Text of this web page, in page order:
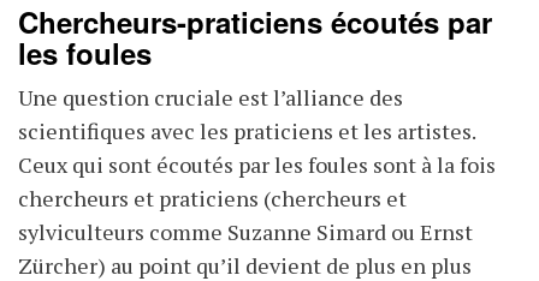
Chercheurs-praticiens écoutés par
les foules
Une question cruciale est l’alliance des
scientifiques avec les praticiens et les artistes.
Ceux qui sont écoutés par les foules sont à la fois
chercheurs et praticiens (chercheurs et
sylviculteurs comme Suzanne Simard ou Ernst
Zürcher) au point qu’il devient de plus en plus